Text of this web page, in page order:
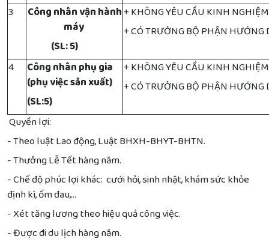
3
Công nhân vận hành
máy
(SL: 5)
+ KHÔNG YÊU CẦU KINH
+ CÓ TRƯỞNG BỘ PHẬN HƯỚNG
4
Công nhân phụ gia
(phụ việc sản xuất)
(SL:5)
+ KHÔNG YÊU CẦU KINH
+ CÓ TRƯỞNG BỘ PHẬN HƯỚNG
Quyền lợi:
- Theo luật Lao động, Luật BHXH-BHYT-BHTN.
- Thưởng Lễ Tết hàng năm.
- Chế độ phúc lợi khác: cưới hỏi, sinh nhật, khám sức khỏe
định kì, ốm đau,…
- Xét tăng lương theo hiệu quả công việc.
- Được đi du lịch hàng năm.